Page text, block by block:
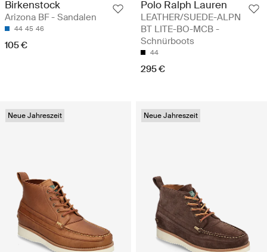
Birkenstock
Arizona BF - Sandalen
44 45 46
105 €
Polo Ralph Lauren
LEATHER/SUEDE-ALPN
BT LITE-BO-MCB -
Schnürboots
44
295 €
Neue Jahreszeit Neue Jahreszeit